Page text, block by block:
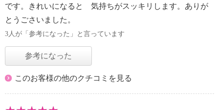
です。きれいになると 気持ちがスッキリします。ありが
とうごさいました。
3人が「参考になった」と言っています
参考になった
このお客様の他のクチコミを見る